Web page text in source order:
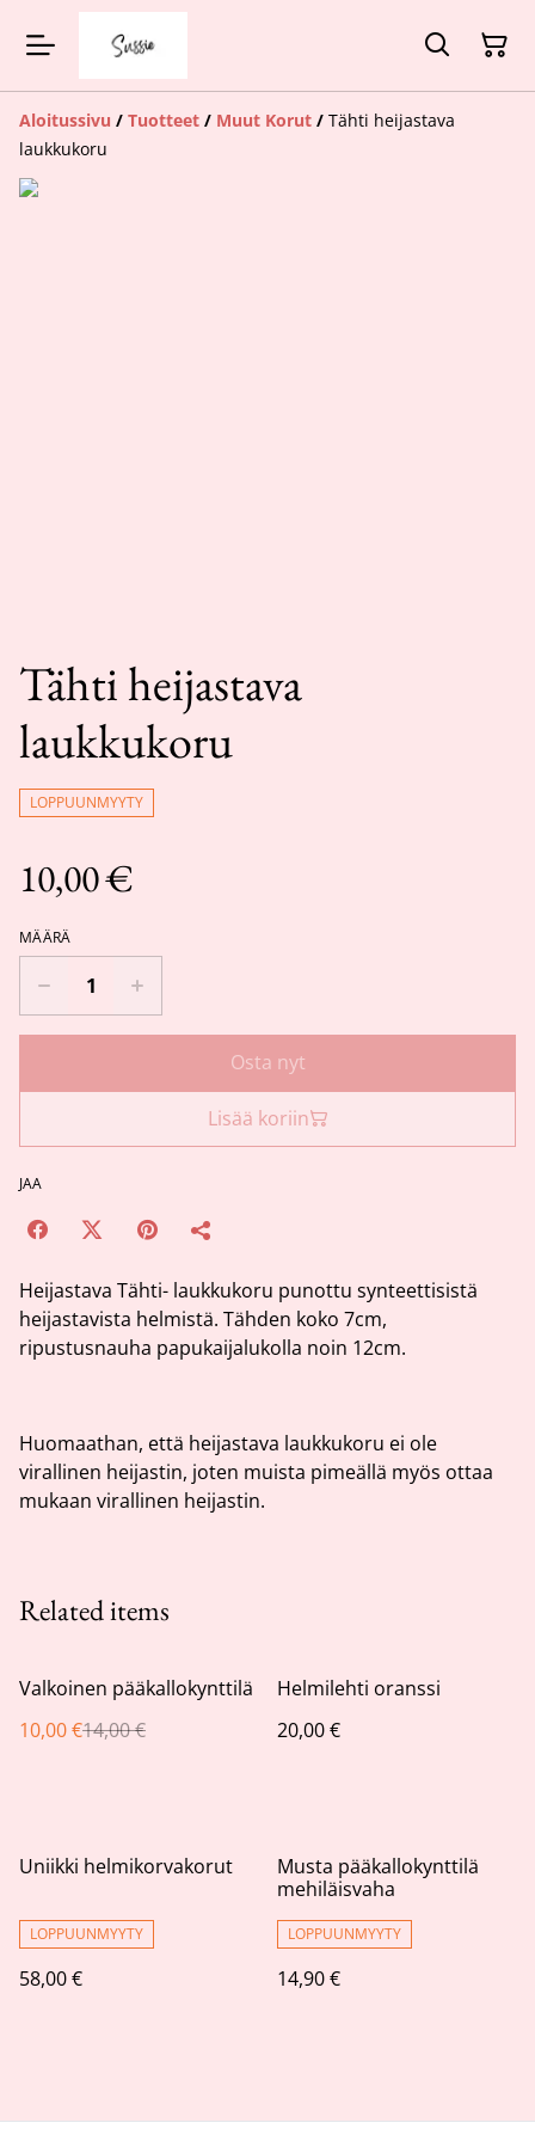
Aloitussivu / Tuotteet / Muut Korut / Tähti heijastava
laukkukoru
Tähti heijastava
laukkukoru
LOPPUUNMYYTY
10,00 €
MÄÄRÄ
Osta nyt
Lisää koriin
JAA
Heijastava Tähti- laukkukoru punottu synteettisistä
heijastavista helmistä. Tähden koko 7cm,
ripustusnauha papukaijalukolla noin 12cm.
Huomaathan, että heijastava laukkukoru ei ole
virallinen heijastin, joten muista pimeällä myös ottaa
mukaan virallinen heijastin.
Related items
%
Valkoinen pääkallokynttilä
10,00 €14,00 €
Helmilehti oranssi
20,00 €
Uniikki helmikorvakorut
LOPPUUNMYYTY
58,00 €
Musta pääkallokynttilä
mehiläisvaha
LOPPUUNMYYTY
14,90 €